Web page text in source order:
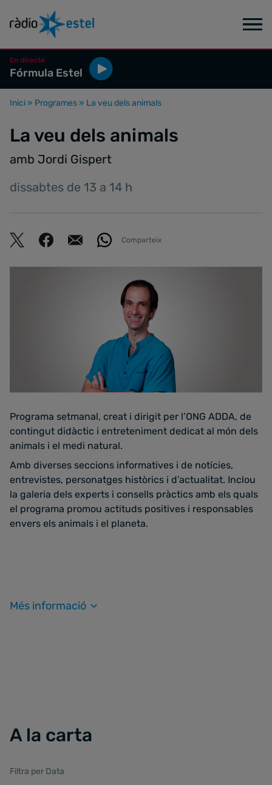
En directe
Fórmula Estel
Inici » Programes » La veu dels animals
La veu dels animals
amb Jordi Gispert
dissabtes de 13 a 14 h
Comparteix
Programa setmanal, creat i dirigit per l’ONG ADDA, de
contingut didàctic i entreteniment dedicat al món dels
animals i el medi natural.
Amb diverses seccions informatives i de notícies,
entrevistes, personatges històrics i d’actualitat. Inclou
la galeria dels experts i consells pràctics amb els quals
el programa promou actituds positives i responsables
envers els animals i el planeta.
Més informació
A la carta
Filtra per Data